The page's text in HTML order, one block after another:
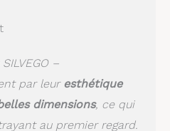
–
par leur esthétique
dimensions, ce qui
au premier regard.